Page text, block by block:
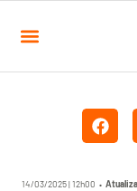
14/03/2025 | 12h00 •